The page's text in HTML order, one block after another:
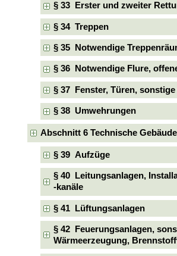
§ 33 Erster und zweiter
§ 34 Treppen
§ 35 Notwendige
§ 36 Notwendige Flure,
§ 37 Fenster, Türen,
§ 38 Umwehrungen
Abschnitt 6 Technische
§ 39 Aufzüge
§ 40 Leitungsanlagen,
-kanäle
§ 41 Lüftungsanlagen
§ 42 Feuerungsanlagen,
Wärmeerzeugung,